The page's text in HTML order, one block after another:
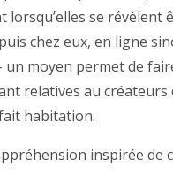
lorsqu’elles se révèlent
chez eux, en ligne
un moyen permet de
relatives au créateurs
habitation.
inspirée de